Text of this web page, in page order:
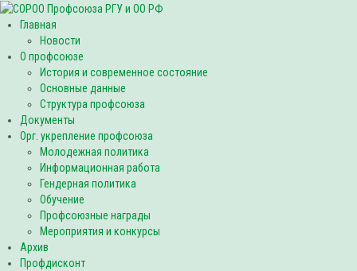
Главная
Новости
О профсоюзе
История и современное состояние
Основные данные
Структура профсоюза
Документы
Орг. укрепление профсоюза
Молодежная политика
Информационная работа
Гендерная политика
Обучение
Профсоюзные награды
Мероприятия и конкурсы
Архив
Профдисконт